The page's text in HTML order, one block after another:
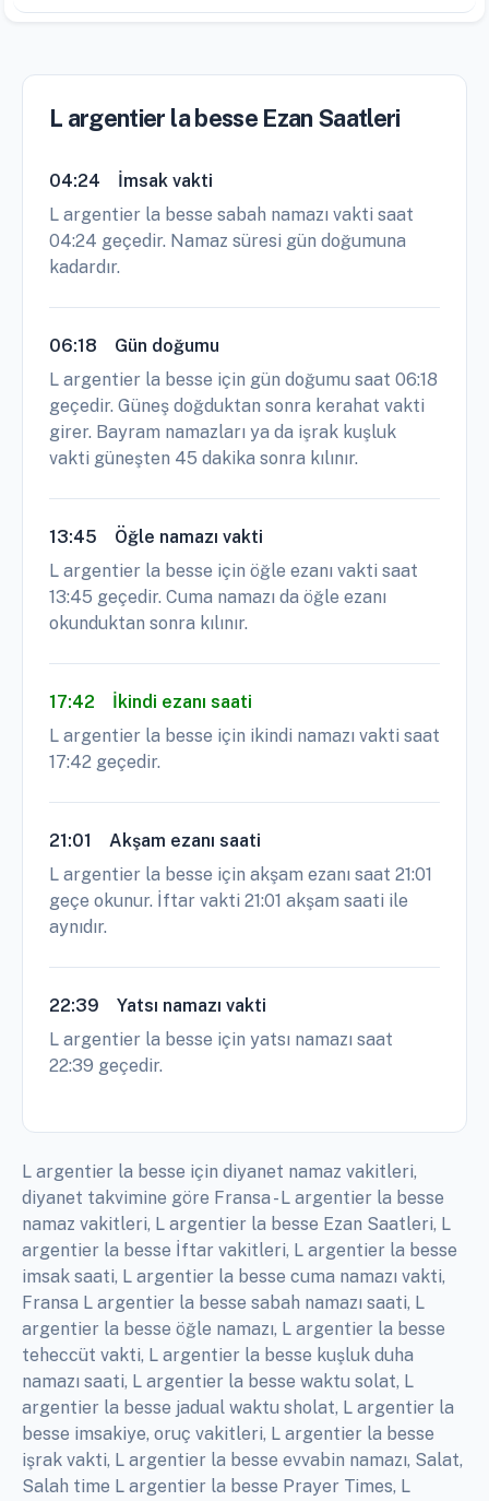
L argentier la besse sabah namazı vakti saat
04:24 geçedir. Namaz süresi gün doğumuna
kadardır.
L argentier la besse için gün doğumu saat 06:18
geçedir. Güneş doğduktan sonra kerahat vakti
girer. Bayram namazları ya da işrak kuşluk
vakti güneşten 45 dakika sonra kılınır.
L argentier la besse için öğle ezanı vakti saat
13:45 geçedir. Cuma namazı da öğle ezanı
okunduktan sonra kılınır.
L argentier la besse için ikindi namazı vakti saat
17:42 geçedir.
L argentier la besse için akşam ezanı saat 21:01
geçe okunur. İftar vakti 21:01 akşam saati ile
aynıdır.
L argentier la besse için yatsı namazı saat
22:39 geçedir.
diyanet takvimine göre Fransa - L argentier la besse
namaz vakitleri, L argentier la besse Ezan Saatleri, L
argentier la besse İftar vakitleri, L argentier la besse
imsak saati, L argentier la besse cuma namazı vakti,
Fransa L argentier la besse sabah namazı saati, L
argentier la besse öğle namazı, L argentier la besse
teheccüt vakti, L argentier la besse kuşluk duha
namazı saati, L argentier la besse waktu solat, L
argentier la besse jadual waktu sholat, L argentier la
besse imsakiye, oruç vakitleri, L argentier la besse
işrak vakti, L argentier la besse evvabin namazı, Salat,
Salah time L argentier la besse Prayer Times, L
argentier la besse Namoz vaqtlari, L argentier la